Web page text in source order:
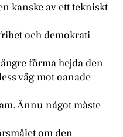
kanske av ett tekniskt
och demokrati
förmå hejda den
väg mot oanade
Ännu något måste
om den